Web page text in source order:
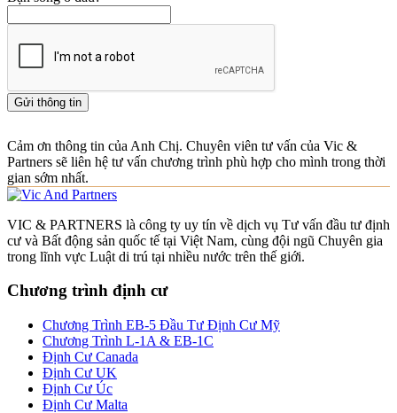
Gửi thông tin
Cảm ơn thông tin của Anh Chị. Chuyên viên tư vấn của Vic &
Partners sẽ liên hệ tư vấn chương trình phù hợp cho mình trong thời
gian sớm nhất.
VIC & PARTNERS là công ty uy tín về dịch vụ Tư vấn đầu tư định
cư và Bất động sản quốc tế tại Việt Nam, cùng đội ngũ Chuyên gia
trong lĩnh vực Luật di trú tại nhiều nước trên thế giới.
Chương trình định cư
Chương Trình EB-5 Đầu Tư Định Cư Mỹ
Chương Trình L-1A & EB-1C
Định Cư Canada
Định Cư UK
Định Cư Úc
Định Cư Malta